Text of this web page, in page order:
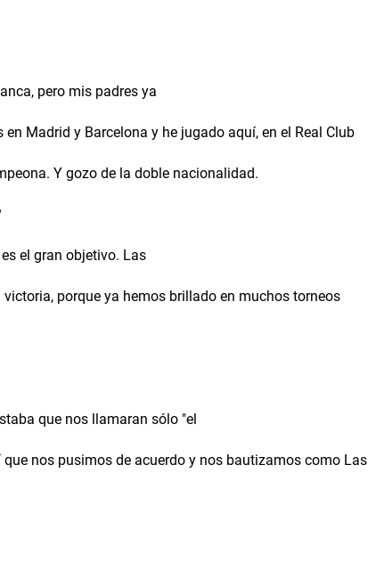
pero mis padres ya
Madrid y Barcelona y he jugado aquí, en el Real Club
Y gozo de la doble nacionalidad.
el gran objetivo. Las
porque ya hemos brillado en muchos torneos
que nos llamaran sólo "el
nos pusimos de acuerdo y nos bautizamos como Las